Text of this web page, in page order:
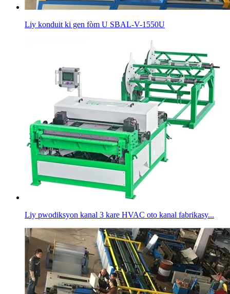
Liy konduit ki gen fòm U SBAL-V-1550U
Liy pwodiksyon kanal 3 kare HVAC oto kanal fabrikasy...